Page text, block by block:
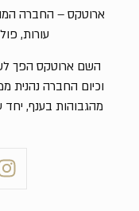
ארוטקס – החברה
עורות,
השם ארוטקס הפך לשם
וכיום החברה נהנית
מהגבוהות בענף, יחד עם